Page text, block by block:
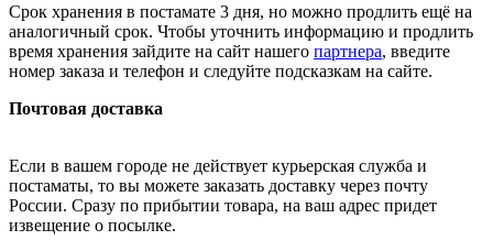
Срок хранения в постамате 3 дня, но можно продлить ещё на
аналогичный срок. Чтобы уточнить информацию и продлить
время хранения зайдите на сайт нашего партнера, введите
номер заказа и телефон и следуйте подсказкам на сайте.
Почтовая доставка
Если в вашем городе не действует курьерская служба и
постаматы, то вы можете заказать доставку через почту
России. Сразу по прибытии товара, на ваш адрес придет
извещение о посылке.